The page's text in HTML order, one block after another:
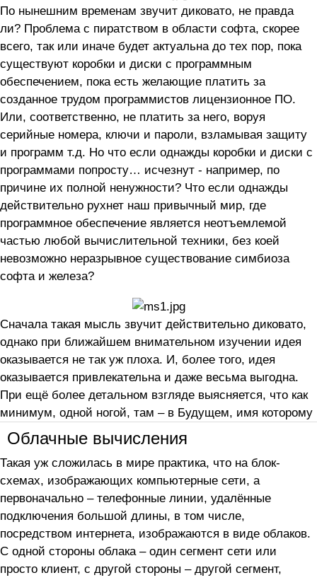
По нынешним временам звучит диковато, не правда
ли? Проблема с пиратством в области софта, скорее
всего, так или иначе будет актуальна до тех пор, пока
существуют коробки и диски с программным
обеспечением, пока есть желающие платить за
созданное трудом программистов лицензионное ПО.
Или, соответственно, не платить за него, воруя
серийные номера, ключи и пароли, взламывая защиту
и программ т.д. Но что если однажды коробки и диски с
программами попросту… исчезнут - например, по
причине их полной ненужности? Что если однажды
действительно рухнет наш привычный мир, где
программное обеспечение является неотъемлемой
частью любой вычислительной техники, без коей
невозможно неразрывное существование симбиоза
софта и железа?
Сначала такая мысль звучит действительно диковато,
однако при ближайшем внимательном изучении идея
оказывается не так уж плоха. И, более того, идея
оказывается привлекательна и даже весьма выгодна.
При ещё более детальном взгляде выясняется, что как
минимум, одной ногой, там – в Будущем, имя которому
Облачные вычисления
Такая уж сложилась в мире практика, что на блок-
схемах, изображающих компьютерные сети, а
первоначально – телефонные линии, удалённые
подключения большой длины, в том числе,
посредством интернета, изображаются в виде облаков.
С одной стороны облака – один сегмент сети или
просто клиент, с другой стороны – другой сегмент,